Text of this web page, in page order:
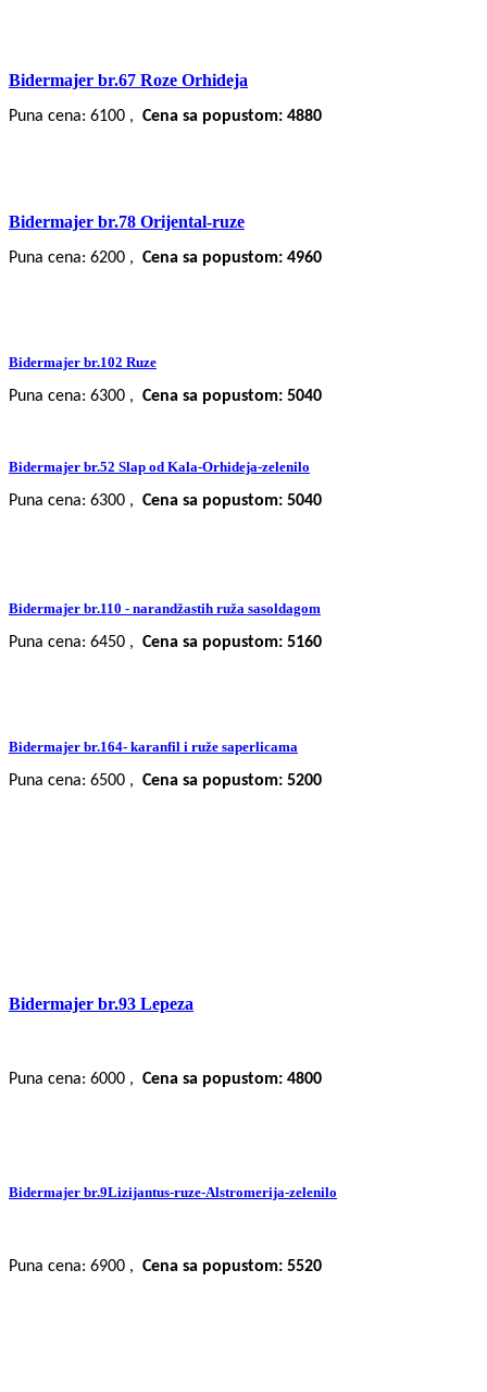
Bidermajer br.67 Roze Orhideja
Puna cena: 6100 , Cena sa popustom: 4880
Bidermajer br.78 Orijental-ruze
Puna cena: 6200 , Cena sa popustom: 4960
Bidermajer br.102 Ruze
Puna cena: 6300 , Cena sa popustom: 5040
Bidermajer br.52 Slap od Kala-Orhideja-zelenilo
Puna cena: 6300 , Cena sa popustom: 5040
Bidermajer br.110 - narandžastih ruža sasoldagom
Puna cena: 6450 , Cena sa popustom: 5160
Bidermajer br.164- karanfil i ruže saperlicama
Puna cena: 6500 , Cena sa popustom: 5200
Bidermajer br.93 Lepeza
Puna cena: 6000 , Cena sa popustom: 4800
Bidermajer br.9Lizijantus-ruze-Alstromerija-zelenilo
Puna cena: 6900 , Cena sa popustom: 5520